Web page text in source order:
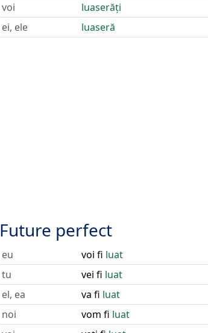
voi
luaserăți
ei, ele
luaseră
Future perfect
eu voi fi luat
tu
vei fi luat
el, ea
va fi luat
noi
vom fi luat